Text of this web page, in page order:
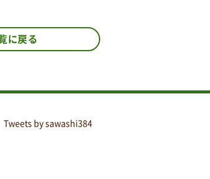
に戻る
Tweets by sawashi384